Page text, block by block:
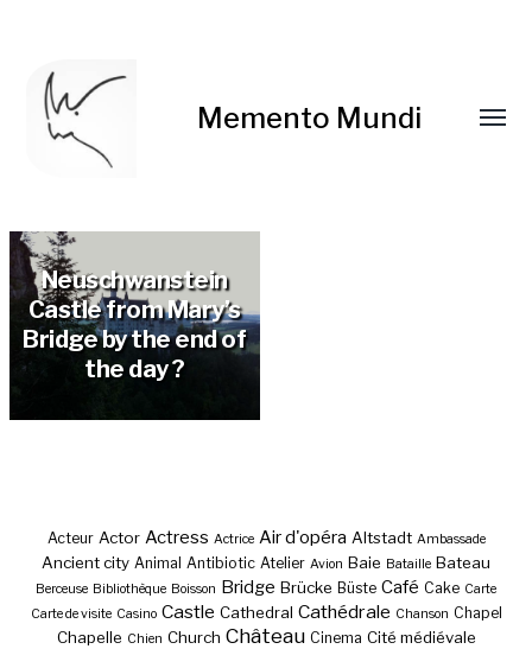
Memento Mundi
Neuschwanstein
Castle from Mary’s
Bridge by the end of
the day ?
Acteur Actor Actress Actrice Air d'opéra Altstadt Ambassade
Ancient city Animal Antibiotic Atelier Avion Baie Bataille Bateau
Berceuse Bibliothèque Boisson Bridge Brücke Büste Café Cake Carte
Carte de visite Casino Castle Cathedral Cathédrale Chanson Chapel
Chapelle Chien Church Château Cinema Cité médiévale